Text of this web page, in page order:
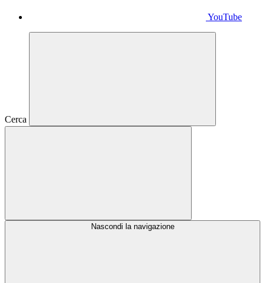
YouTube
Cerca
Nascondi la navigazione